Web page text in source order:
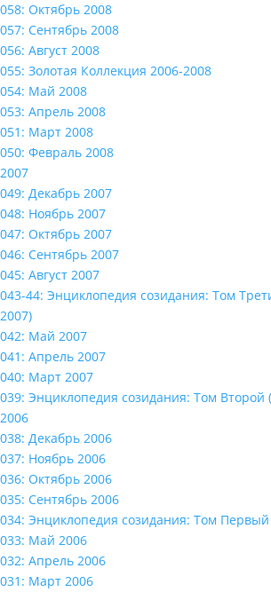
058: Октябрь 2008
057: Сентябрь 2008
056: Август 2008
055: Золотая Коллекция 2006-2008
054: Май 2008
053: Апрель 2008
051: Март 2008
050: Февраль 2008
2007
049: Декабрь 2007
048: Ноябрь 2007
047: Октябрь 2007
046: Сентябрь 2007
045: Август 2007
043-44: Энциклопедия созидания: Том
2007)
042: Май 2007
041: Апрель 2007
040: Март 2007
039: Энциклопедия созидания: Том Второй
2006
038: Декабрь 2006
037: Ноябрь 2006
036: Октябрь 2006
035: Сентябрь 2006
034: Энциклопедия созидания: Том
033: Май 2006
032: Апрель 2006
031: Март 2006